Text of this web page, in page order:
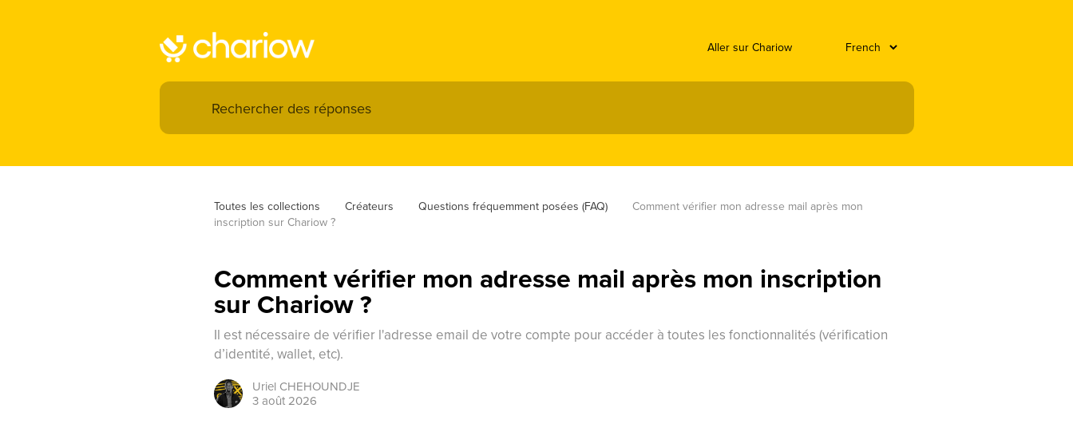
Aller sur Chariow
Toutes les collections Créateurs Questions fréquemment posées (FAQ)
Comment vérifier mon adresse mail après mon
inscription sur Chariow ?
Comment vérifier mon adresse mail après mon inscription
sur Chariow ?
Il est nécessaire de vérifier l'adresse email de votre compte pour accéder à toutes les fonctionnalités (vérification
d’identité, wallet, etc).
Uriel CHEHOUNDJE
3 août 2026